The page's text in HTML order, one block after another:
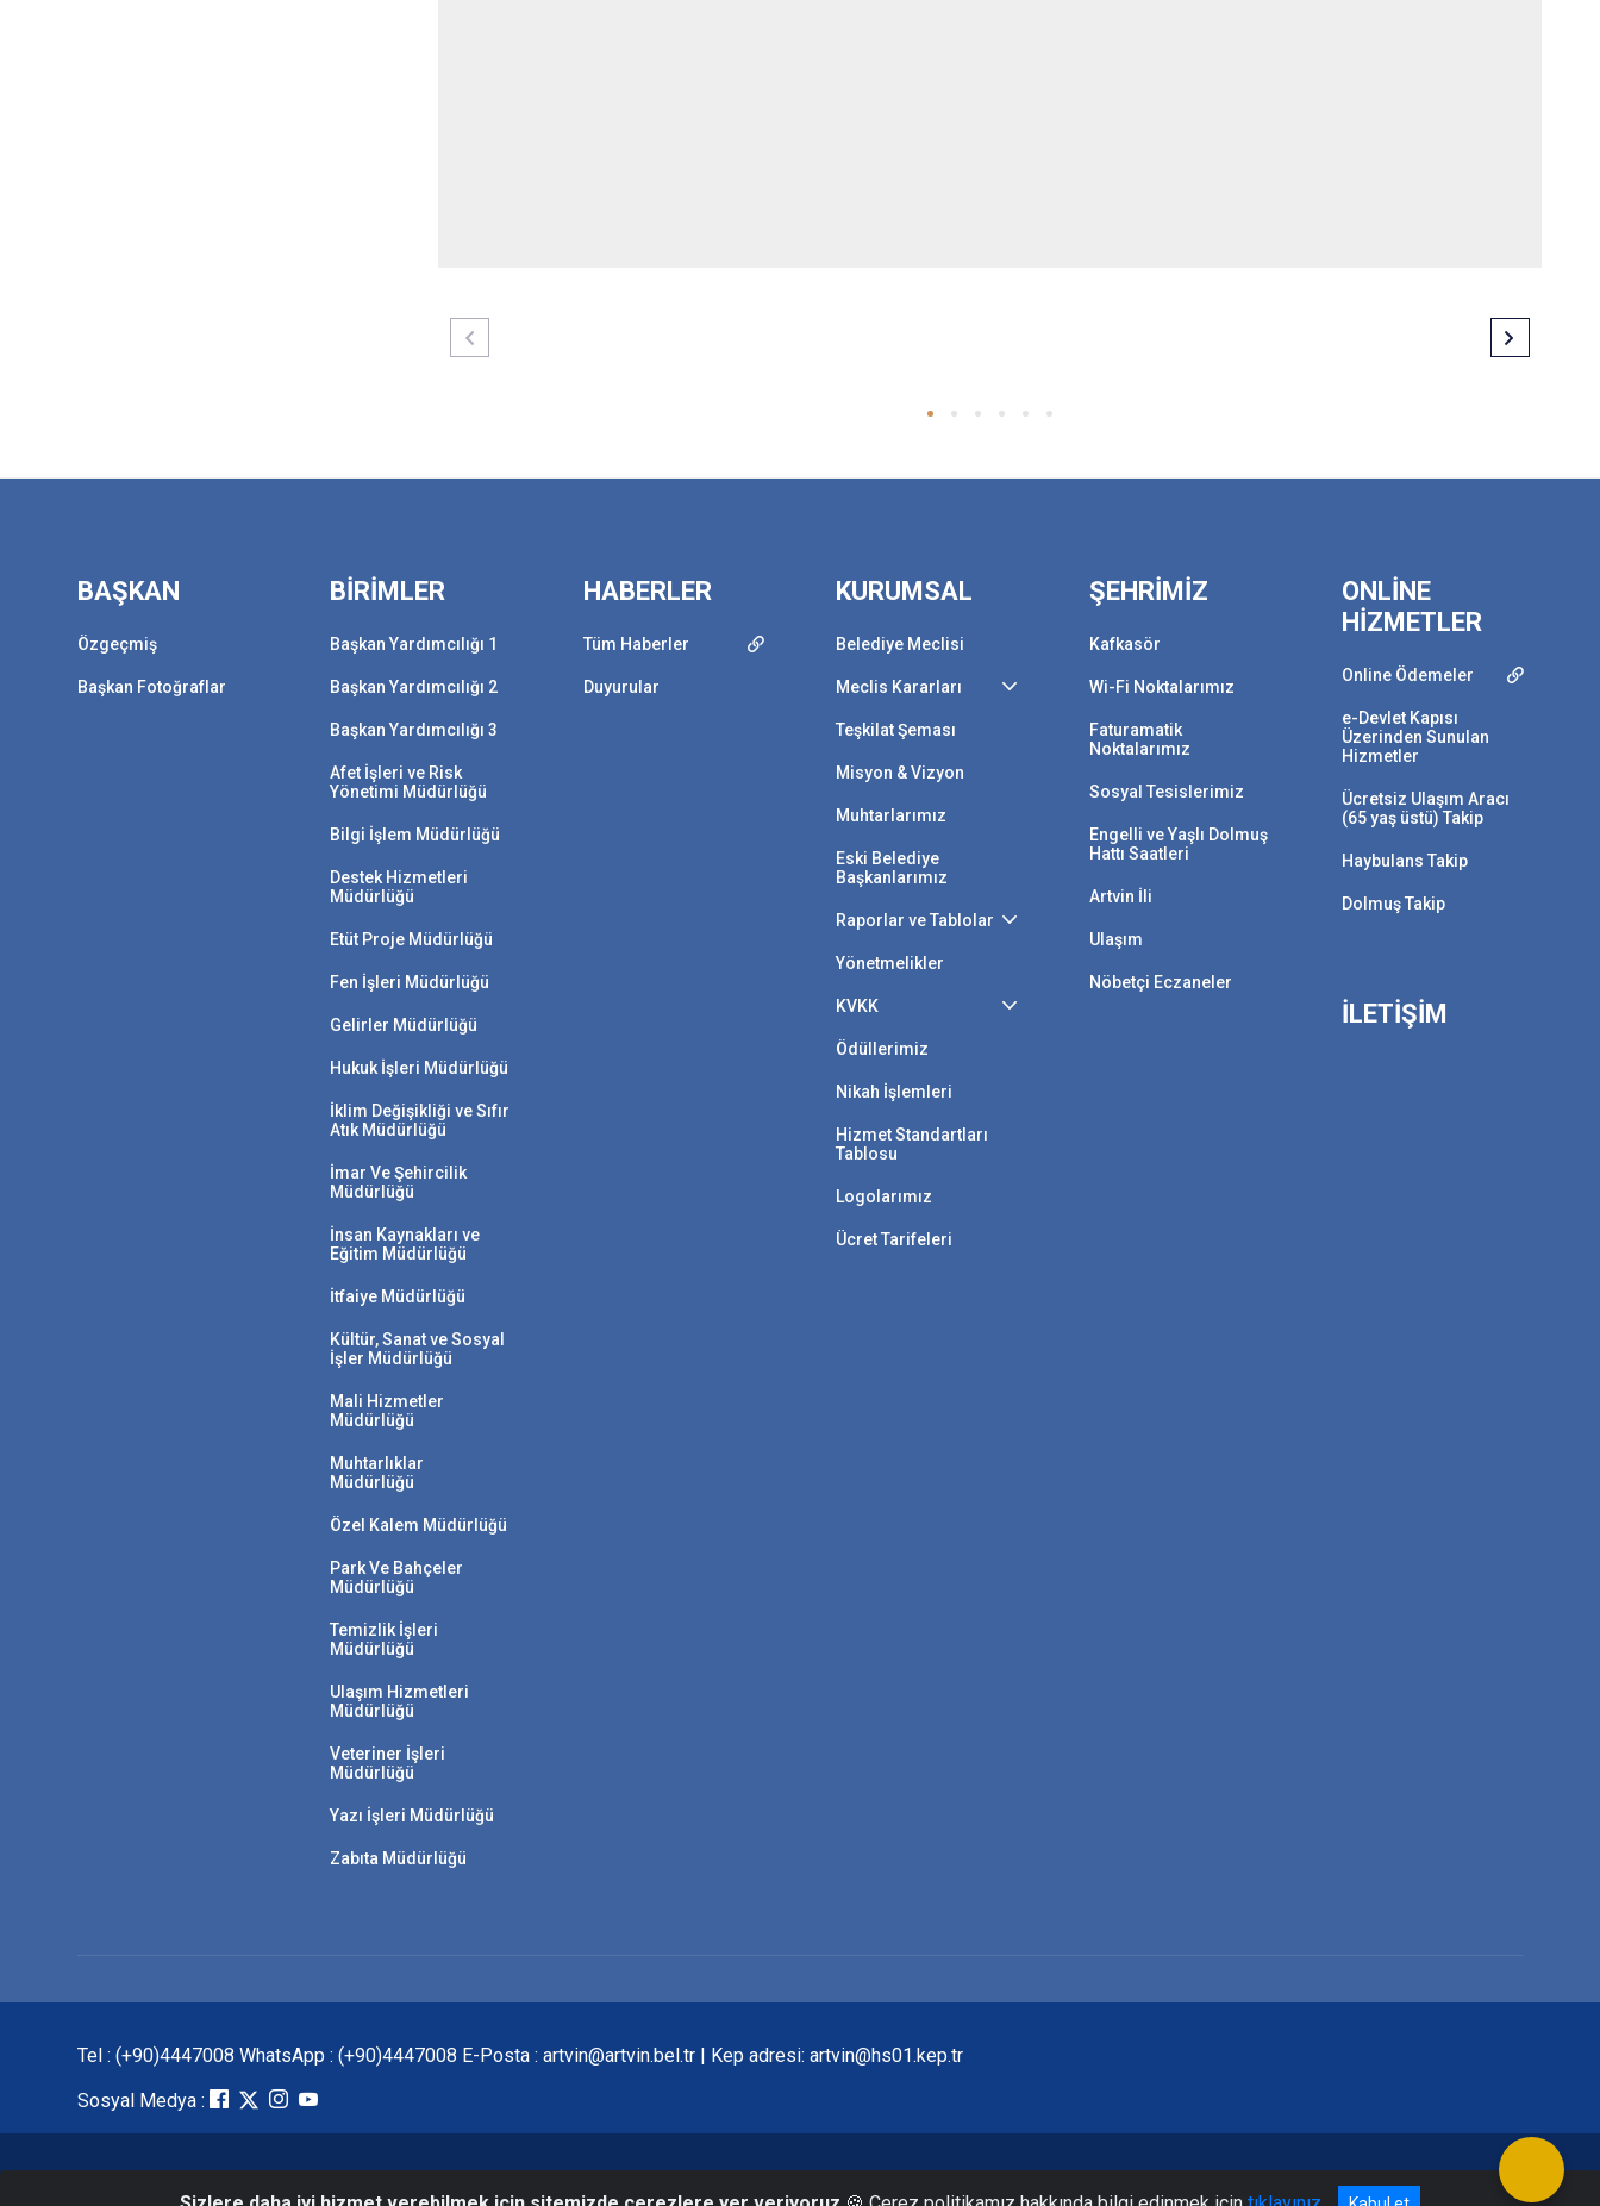
BAŞKAN
Özgeçmiş
Başkan Fotoğraflar
BİRİMLER
Başkan Yardımcılığı 1
Başkan Yardımcılığı 2
Başkan Yardımcılığı 3
Afet İşleri ve Risk
Yönetimi Müdürlüğü
Bilgi İşlem Müdürlüğü
Destek Hizmetleri
Müdürlüğü
Etüt Proje Müdürlüğü
Fen İşleri Müdürlüğü
Gelirler Müdürlüğü
Hukuk İşleri Müdürlüğü
İklim Değişikliği ve Sıfır
Atık Müdürlüğü
İmar Ve Şehircilik
Müdürlüğü
İnsan Kaynakları ve
Eğitim Müdürlüğü
İtfaiye Müdürlüğü
Kültür, Sanat ve Sosyal
İşler Müdürlüğü
Mali Hizmetler
Müdürlüğü
Muhtarlıklar
Müdürlüğü
Özel Kalem Müdürlüğü
Park Ve Bahçeler
Müdürlüğü
Temizlik İşleri
Müdürlüğü
Ulaşım Hizmetleri
Müdürlüğü
Veteriner İşleri
Müdürlüğü
Yazı İşleri Müdürlüğü
Zabıta Müdürlüğü
HABERLER
Tüm Haberler
Duyurular
KURUMSAL
Belediye Meclisi
Meclis Kararları
Teşkilat Şeması
Misyon & Vizyon
Muhtarlarımız
Eski Belediye
Başkanlarımız
Raporlar ve Tablolar
Yönetmelikler
KVKK
Ödüllerimiz
Nikah İşlemleri
Hizmet Standartları
Tablosu
Logolarımız
Ücret Tarifeleri
ŞEHRİMİZ
Kafkasör
Wi-Fi Noktalarımız
Faturamatik
Noktalarımız
Sosyal Tesislerimiz
Engelli ve Yaşlı Dolmuş
Hattı Saatleri
Artvin İli
Ulaşım
Nöbetçi Eczaneler
ONLİNE
HİZMETLER
Online Ödemeler
e-Devlet Kapısı
Üzerinden Sunulan
Hizmetler
Ücretsiz Ulaşım Aracı
(65 yaş üstü) Takip
Haybulans Takip
Dolmuş Takip
İLETİŞİM
Tel : (+90)4447008 WhatsApp : (+90)4447008 E-Posta : artvin@artvin.bel.tr | Kep adresi: artvin@hs01.kep.tr
Sosyal Medya :